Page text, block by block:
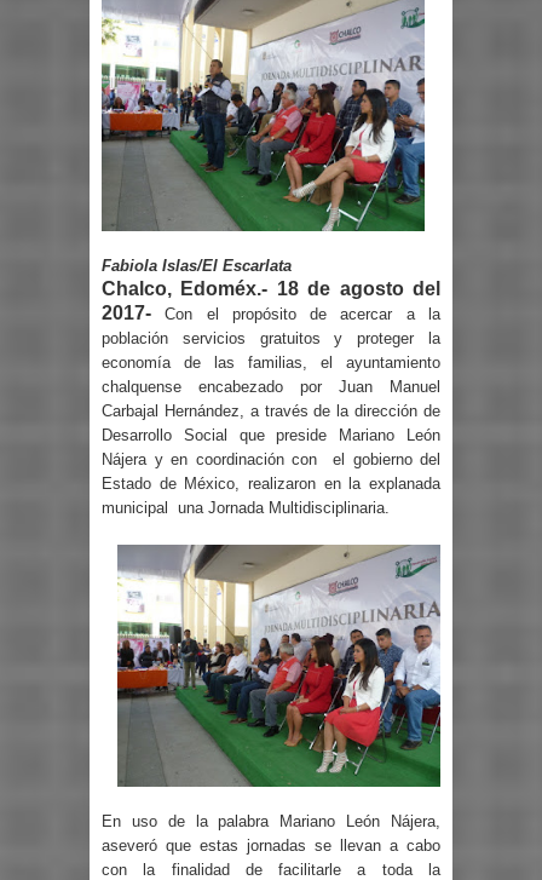
Fabiola Islas/El Escarlata
Chalco, Edoméx.- 18 de agosto del
2017-Con el propósito de acercar a la
población servicios gratuitos y proteger la
economía de las familias, el ayuntamiento
chalquense encabezado por Juan Manuel
Carbajal Hernández, a través de la dirección de
Desarrollo Social que preside Mariano León
Nájera y en coordinación con el gobierno del
Estado de México, realizaron en la explanada
municipal una Jornada Multidisciplinaria.
En uso de la palabra Mariano León Nájera,
aseveró que estas jornadas se llevan a cabo
con la finalidad de facilitarle a toda la